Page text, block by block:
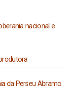
nacional e
da Perseu Abramo